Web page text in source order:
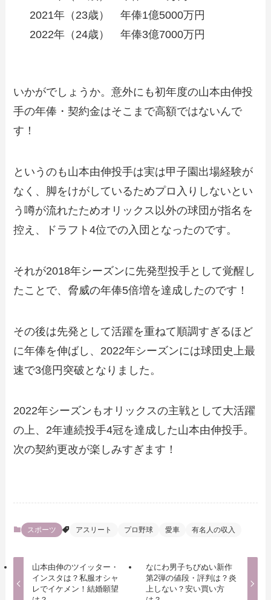
2021年（23歳） 年俸1億5000万円
2022年（24歳） 年俸3億7000万円
いかがでしょうか。意外にも初年度の山本由伸投
手の年俸・契約金はそこまで高額ではないんで
す！
というのも山本由伸投手は実は甲子園出場経験が
なく、脚をけがしているためプロ入りしないとい
う噂が流れたためオリックス以外の球団が指名を
控え、ドラフト4位での入団となったのです。
それが2018年シーズンに先発型投手として覚醒し
たことで、脅威の年俸5倍増を達成したのです！
その後は先発として活躍を重ねて順調すぎるほど
に年俸を伸ばし、2022年シーズンには球団史上最
速で3億円突破となりました。
2022年シーズンもオリックスの主戦として大活躍
の上、2年連続投手4冠を達成した山本由伸投手。
次の契約更改が楽しみすぎます！
スポーツ アスリート プロ野球 愛車 有名人の収入
山本由伸のツイッター・
インスタは？私服オシャ
レでイケメン！結婚願望
なにわ男子ちびぬい新作
第2弾の値段・評判は？炎
上しない？安い買い方